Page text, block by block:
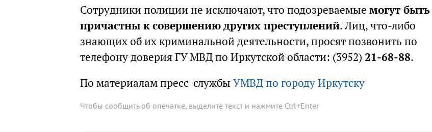
Сотрудники полиции не исключают, что подозреваемые могут быть
причастны к совершению других преступлений. Лиц, что-либо
знающих об их криминальной деятельности, просят позвонить по
телефону доверия ГУ МВД по Иркутской области: (3952) 21-68-88.
По материалам пресс-службы УМВД по городу Иркутску
Чтобы сообщить об опечатке, выделите текст и нажмите Ctrl+Enter